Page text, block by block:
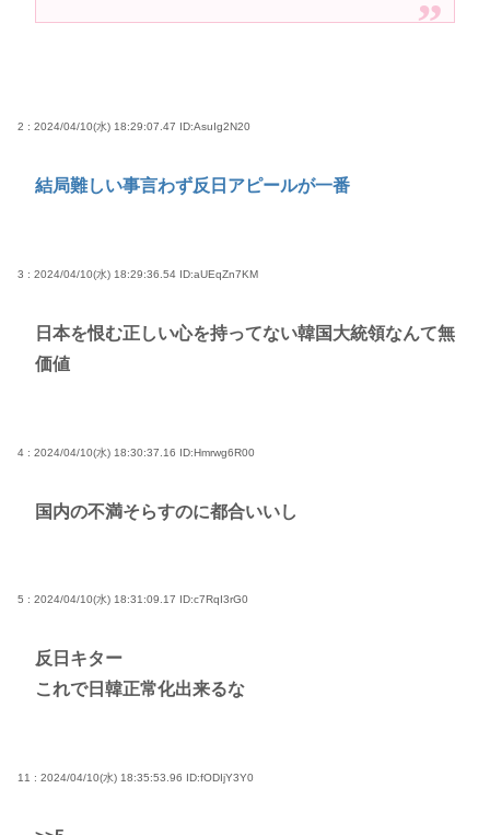
2 : 2024/04/10(水) 18:29:07.47 ID:AsuIg2N20
結局難しい事言わず反日アピールが一番
3 : 2024/04/10(水) 18:29:36.54 ID:aUEqZn7KM
日本を恨む正しい心を持ってない韓国大統領なんて無
価値
4 : 2024/04/10(水) 18:30:37.16 ID:Hmrwg6R00
国内の不満そらすのに都合いいし
5 : 2024/04/10(水) 18:31:09.17 ID:c7RqI3rG0
反日キター
これで日韓正常化出来るな
11 : 2024/04/10(水) 18:35:53.96 ID:fODIjY3Y0